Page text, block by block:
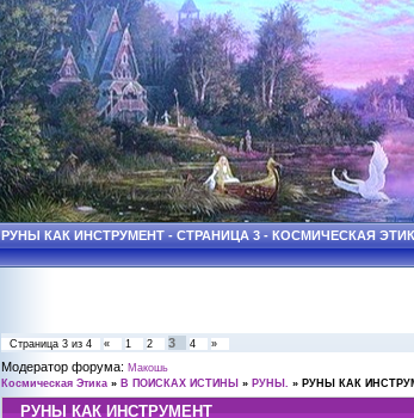
РУНЫ КАК ИНСТРУМЕНТ - СТРАНИЦА 3 - КОСМИЧЕСКАЯ
Страница 3 из 4 « 1 2 3 4 »
Модератор форума: Макошь
Космическая Этика » В ПОИСКАХ ИСТИНЫ » РУНЫ. » РУНЫ КАК
РУНЫ КАК ИНСТРУМЕНТ